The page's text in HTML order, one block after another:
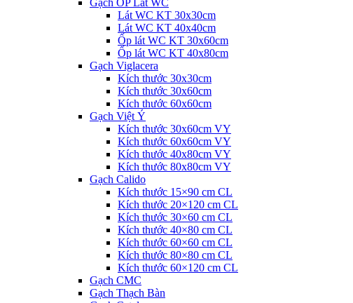
Gạch ỐP Lát WC
Lát WC KT 30x30cm
Lát WC KT 40x40cm
Ốp lát WC KT 30x60cm
Ốp lát WC KT 40x80cm
Gạch Viglacera
Kích thước 30x30cm
Kích thước 30x60cm
Kích thước 60x60cm
Gạch Việt Ý
Kích thước 30x60cm VY
Kích thước 60x60cm VY
Kích thước 40x80cm VY
Kích thước 80x80cm VY
Gạch Calido
Kích thước 15×90 cm CL
Kích thước 20×120 cm CL
Kích thước 30×60 cm CL
Kích thước 40×80 cm CL
Kích thước 60×60 cm CL
Kích thước 80×80 cm CL
Kích thước 60×120 cm CL
Gạch CMC
Gạch Thạch Bàn